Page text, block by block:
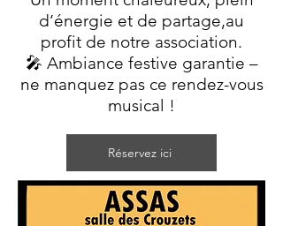
d’énergie et de partage,au
profit de notre association.
🎤 Ambiance festive garantie –
ne manquez pas ce rendez-vous
musical !
Réservez ici